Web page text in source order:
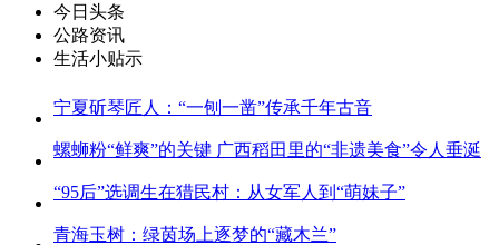
今日头条
公路资讯
生活小贴示
宁夏斫琴匠人：“一刨一凿”传承千年古音
螺蛳粉“鲜爽”的关键 广西稻田里的“非遗美食”令人垂涎
“95后”选调生在猎民村：从女军人到“萌妹子”
青海玉树：绿茵场上逐梦的“藏木兰”